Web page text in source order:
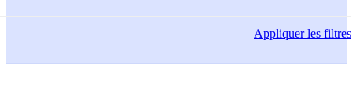
Appliquerles filtres